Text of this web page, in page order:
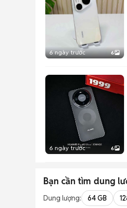
6 ngày trước 6
6 ngày trước 6
Bạn cần tìm dung
Dung lượng: 64 GB